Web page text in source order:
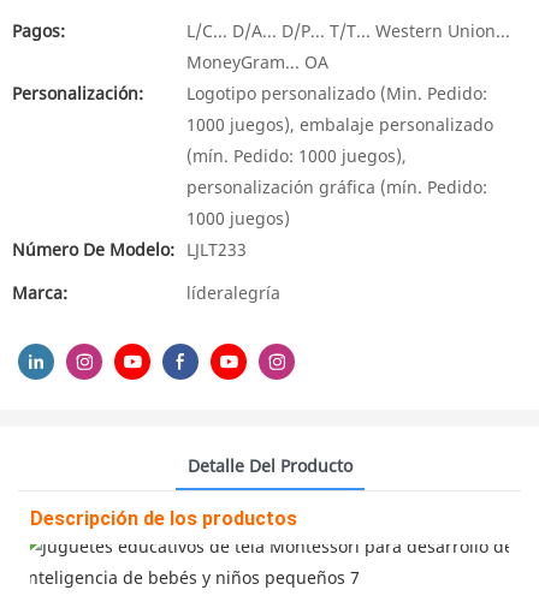
Pagos:
L/C... D/A... D/P... T/T... Western Union...
MoneyGram... OA
Personalización:
Logotipo personalizado (Min. Pedido:
1000 juegos), embalaje personalizado
(mín. Pedido: 1000 juegos),
personalización gráfica (mín. Pedido:
1000 juegos)
Número De Modelo: LJLT233
Marca:
líderalegría
Detalle Del Producto
Descripción de los productos